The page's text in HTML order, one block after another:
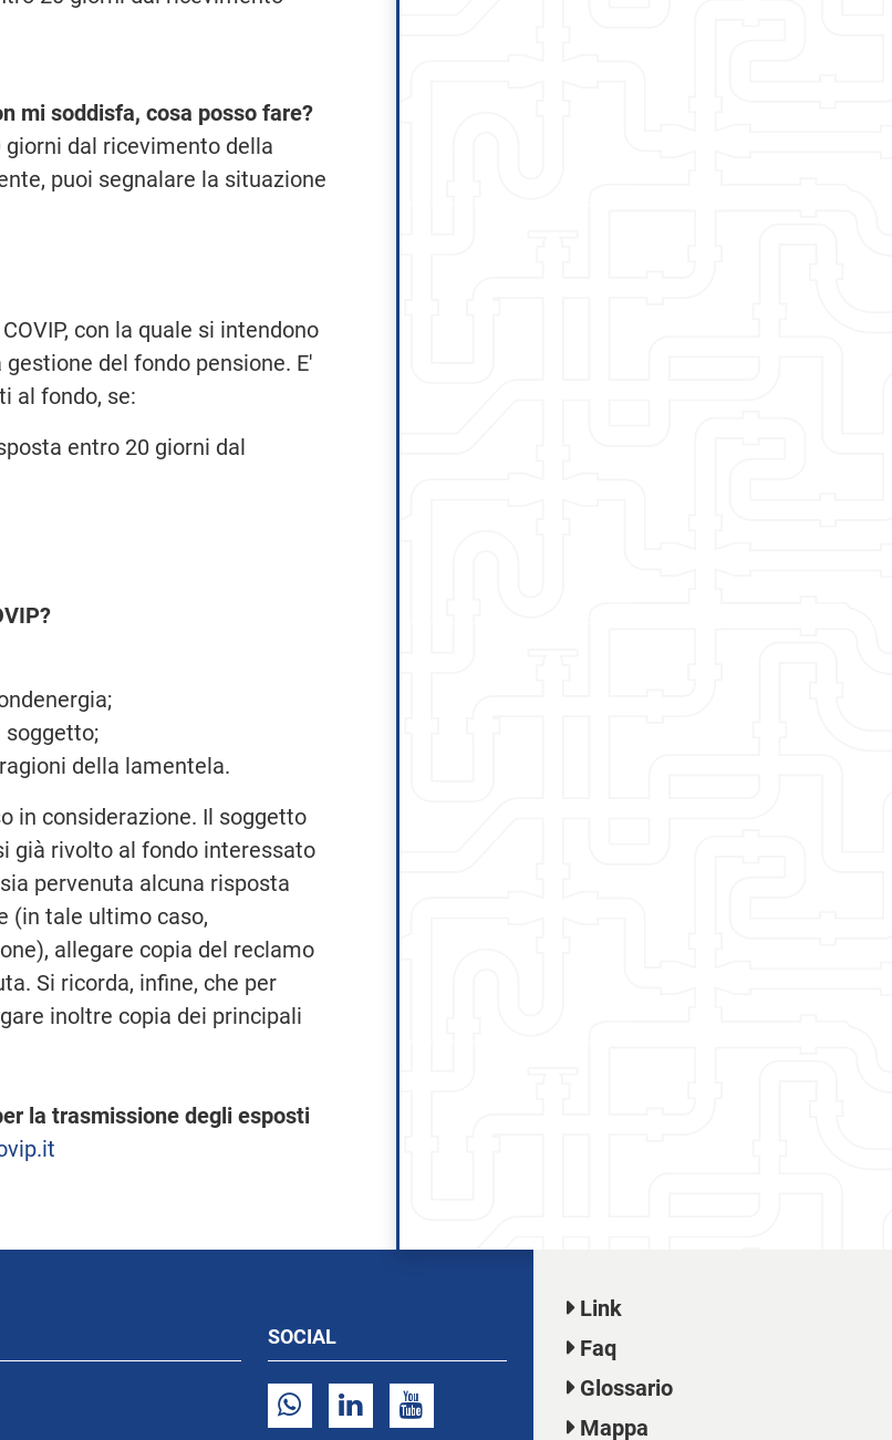
mi soddisfa, cosa posso fare?
dal ricevimento della
puoi segnalare la situazione
con la quale si intendono
del fondo pensione. E'
al fondo, se:
entro 20 giorni dal
soggetto;
della lamentela.
in considerazione. Il soggetto
già rivolto al fondo interessato
pervenuta alcuna risposta
(in tale ultimo caso,
allegare copia del reclamo
Si ricorda, infine, che per
inoltre copia dei principali
la trasmissione degli esposti
SOCIAL
Link
Faq
Glossario
Mappa